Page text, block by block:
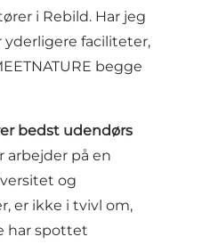
i Rebild. Har jeg
yderligere faciliteter,
begge
bedst udendørs
arbejder på en
og
er ikke i tvivl om,
har spottet